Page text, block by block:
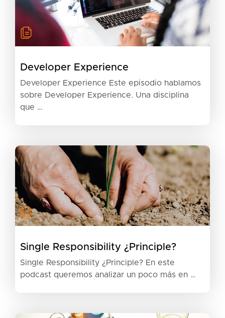
Developer Experience
Developer Experience Este episodio hablamos
sobre Developer Experience. Una disciplina
que …
Single Responsibility ¿Principle?
Single Responsibility ¿Principle? En este
podcast queremos analizar un poco más en …